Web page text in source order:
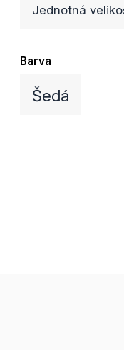
Jednotná
Barva
Šedá